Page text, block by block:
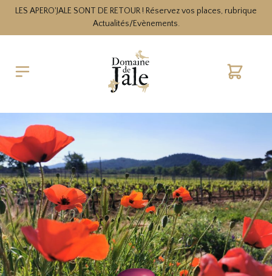
LES APERO'JALE SONT DE RETOUR ! Réservez vos places, rubrique
Actualités/Evènements.